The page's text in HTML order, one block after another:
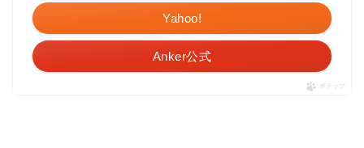
Yahoo!
Anker公式
ポチップ